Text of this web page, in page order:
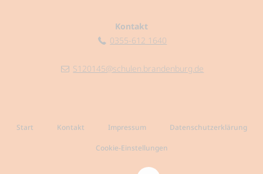
Kontakt
0355-612 1640
S120145@schulen.brandenburg.de
Start Kontakt Impressum Datenschutzerklärung
Cookie-Einstellungen